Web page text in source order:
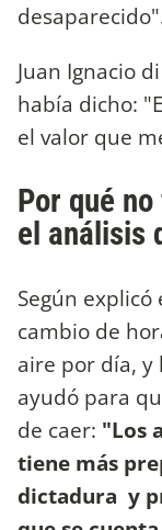
Juan Ignacio
había dicho:
el valor que
Por qué
el análisis
Según
cambio de
aire por día, y
ayudó para
de caer: "Los
tiene más
dictadura y